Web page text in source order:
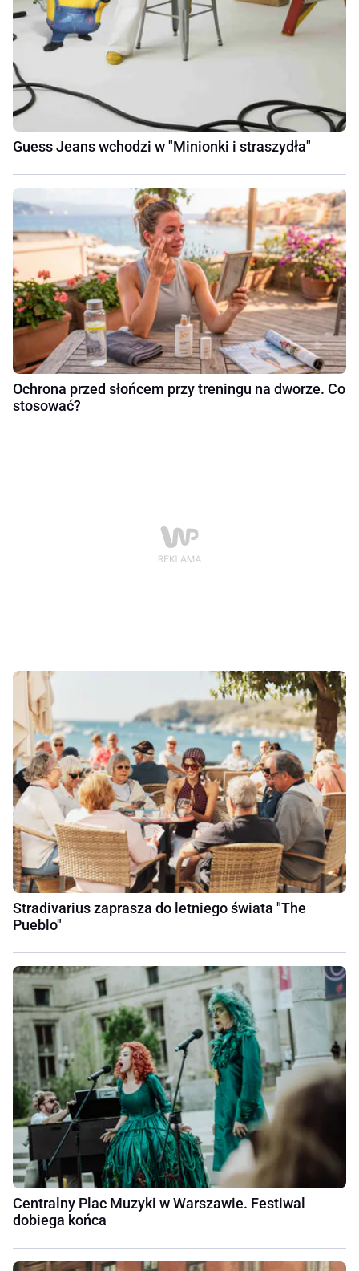
Guess Jeans wchodzi w "Minionki i straszydła"
Ochrona przed słońcem przy treningu na dworze. Co
stosować?
Stradivarius zaprasza do letniego świata "The
Pueblo"
Centralny Plac Muzyki w Warszawie. Festiwal
dobiega końca